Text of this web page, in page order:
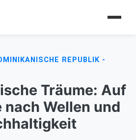
REPUBLIK -
Träume: Auf
nach Wellen und